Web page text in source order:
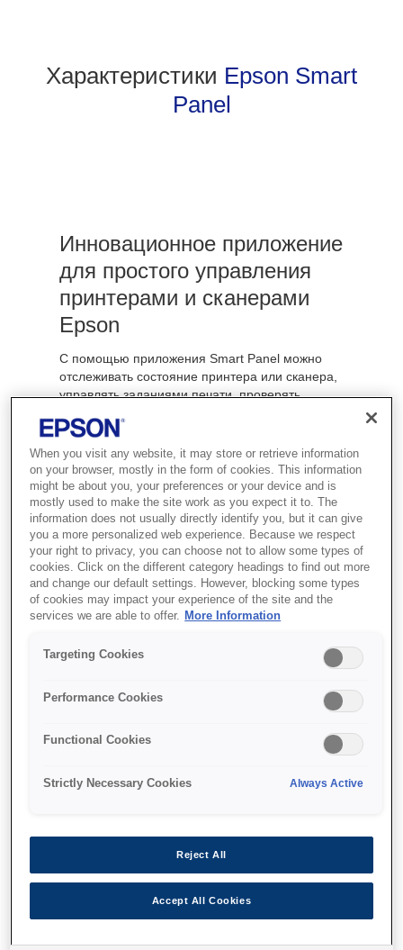
Характеристики Epson Smart
Panel
Инновационное приложение
для простого управления
принтерами и сканерами
Epson
С помощью приложения Smart Panel можно
отслеживать состояние принтера или сканера,
управлять заданиями печати, проверять
непосредственно с мобильных устройств.
Приложение доступно как в App Store, так и в
Google Play. Его можно быстро и легко
установить на смартфон или планшет.
Беспроводная печать с
легко подключать совместимые продукты
принтера, такие как размер и тип бумаги,
печати.
Легко сканируйте
When you visit any website, it may store or retrieve information
on your browser, mostly in the form of cookies. This information
might be about you, your preferences or your device and is
mostly used to make the site work as you expect it to. The
information does not usually directly identify you, but it can give
you a more personalized web experience. Because we respect
your right to privacy, you can choose not to allow some types of
cookies. Click on the different category headings to find out more
and change our default settings. However, blocking some types
of cookies may impact your experience of the site and the
services we are able to offer. More Information
Targeting Cookies
Performance Cookies
Functional Cookies
Strictly Necessary Cookies Always Active
Reject All
Accept All Cookies